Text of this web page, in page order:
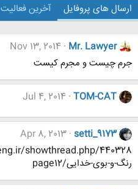
ارسال های پروفایل آخرین فعالیت
Mr. Lawyer
Nov 13, 2014
جرم چيست و مجرم كيست
TOM-CAT
Jul 4, 2014
setti_9173
Apr 8, 2013
رنگ-و-بوی-خدایی/page12